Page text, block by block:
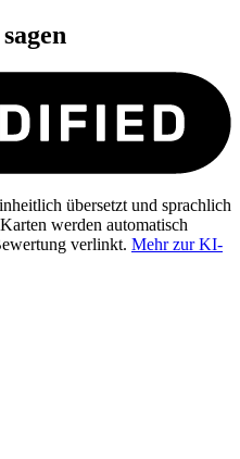
sagen
übersetzt und sprachlich
werden automatisch
verlinkt. Mehr zur KI-